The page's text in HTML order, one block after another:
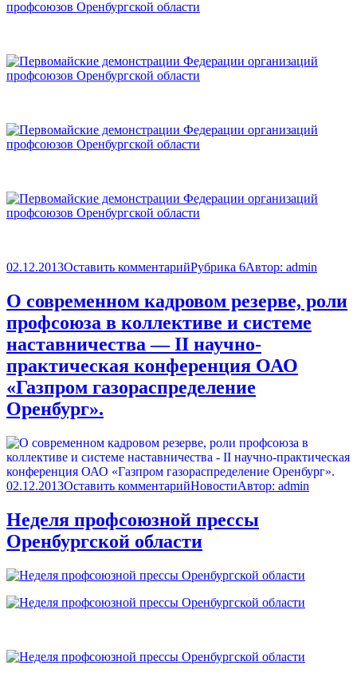
02.12.2013Оставить комментарийРубрика 6Автор: admin
О современном кадровом резерве, роли
профсоюза в коллективе и системе
наставничества — II научно-
практическая конференция ОАО
«Газпром газораспределение
Оренбург».
02.12.2013Оставить комментарийНовостиАвтор: admin
Неделя профсоюзной прессы
Оренбургской области